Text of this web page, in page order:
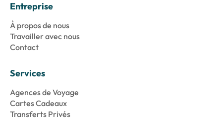
Entreprise
À propos de nous
Travailler avec nous
Contact
Services
Agences de Voyage
Cartes Cadeaux
Transferts Privés